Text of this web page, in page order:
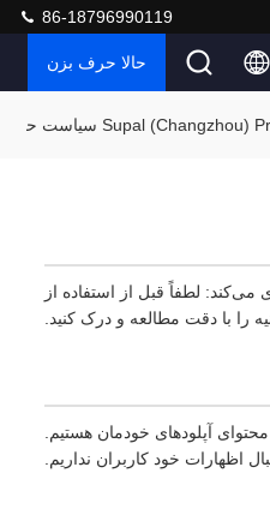
86-18796990119
حالا حرف بزن
می‌کند: لطفاً قبل از استفاده از
را با دقت مطالعه و درک کنید.
آپلودهای خودمان هستیم.
اظهارات خود کاربران نداریم.